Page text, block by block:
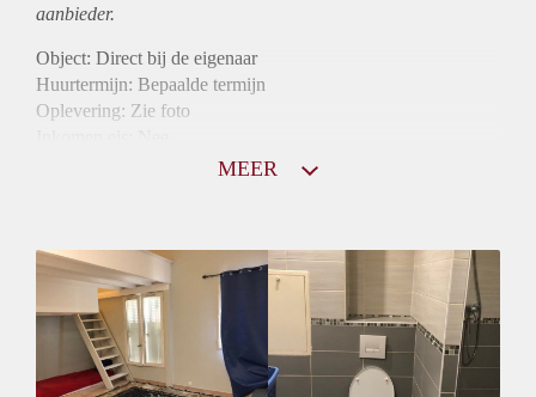
aanbieder.
Object: Direct bij de eigenaar
Huurtermijn: Bepaalde termijn
Oplevering: Zie foto
Gedeelde Douche: Ja
Gedeelde woonkamer: Ja
Huisgenoten: Ja
Geslacht huisgenoten: Gemengd
MEER